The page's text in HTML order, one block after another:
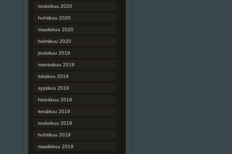
toukokuu 2020
huhtikuu 2020
maaliskuu 2020
helmikuu 2020
joulukuu 2019
marraskuu 2019
lokakuu 2019
syyskuu 2019
heinäkuu 2019
kesäkuu 2019
toukokuu 2019
huhtikuu 2019
maaliskuu 2019